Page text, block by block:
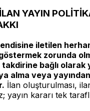
YAYIN
iletilen
zorunda
bağlı olarak
alma veya
İlan oluşturulması,
yayın kararı tek